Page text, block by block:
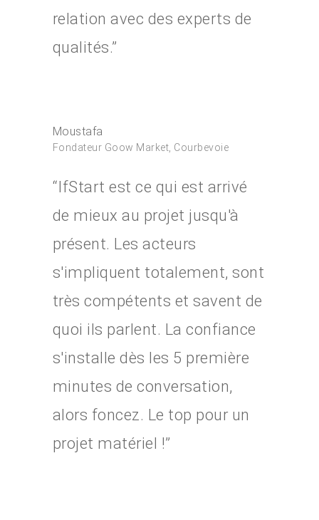
relation avec des experts de
qualités.”
Moustafa
Fondateur Goow Market, Courbevoie
“IfStart est ce qui est arrivé
de mieux au projet jusqu'à
présent. Les acteurs
s'impliquent totalement, sont
très compétents et savent de
quoi ils parlent. La confiance
s'installe dès les 5 première
minutes de conversation,
alors foncez. Le top pour un
projet matériel !”